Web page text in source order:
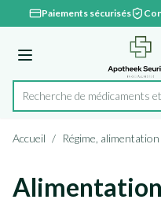
Aller au contenu
1 de 1
Paiements sécurisés
Menu
Rechercher
Recherche de médicaments
Accueil / Régime,